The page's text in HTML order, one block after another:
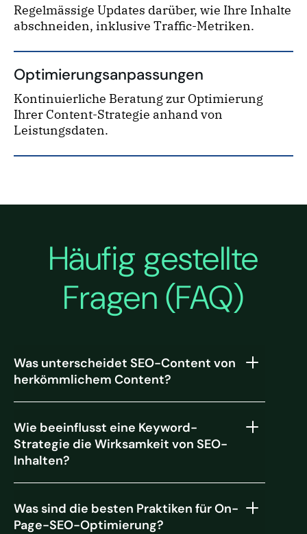
Regelmässige Updates darüber, wie Ihre Inhalte
abschneiden, inklusive Traffic-Metriken.
Optimierungsanpassungen
Kontinuierliche Beratung zur Optimierung
Ihrer Content-Strategie anhand von
Leistungsdaten.
Häufig gestellte
Fragen (FAQ)
Was unterscheidet SEO-Content von
herkömmlichem Content?
Wie beeinflusst eine Keyword-
Strategie die Wirksamkeit von SEO-
Inhalten?
Was sind die besten Praktiken für On-
Page-SEO-Optimierung?